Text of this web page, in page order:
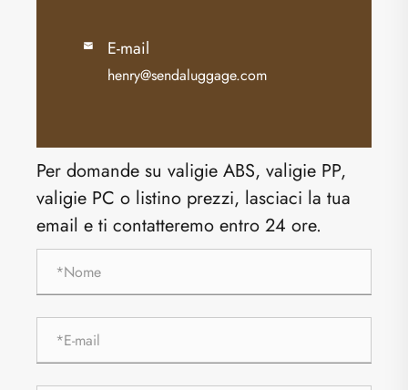
 E-mail
henry@sendaluggage.com
Per domande su valigie ABS, valigie PP,
valigie PC o listino prezzi, lasciaci la tua
email e ti contatteremo entro 24 ore.